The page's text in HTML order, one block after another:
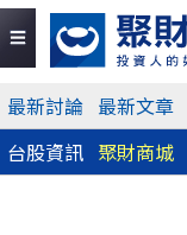
最新討論 最新文章
台股資訊 聚財商城